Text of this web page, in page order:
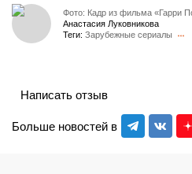
Фото: Кадр из фильма «Гарри
Анастасия Луковникова
Теги: Зарубежные сериалы
Больше новостей в
Написать отзыв